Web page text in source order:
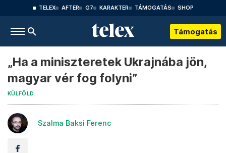
TELEX AFTER G7 KARAKTER TÁMOGATÁS SHOP
Támogatás
„Ha a miniszteretek Ukrajnába jön,
magyar vér fog folyni”
KÜLFÖLD
Szalma Baksi Ferenc